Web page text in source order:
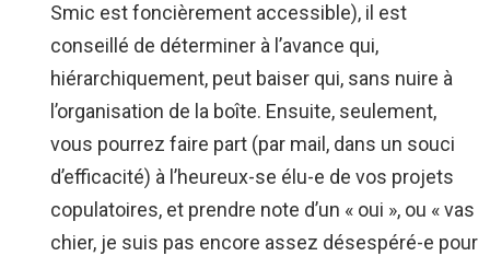
Smic est foncièrement accessible), il est
conseillé de déterminer à l’avance qui,
hiérarchiquement, peut baiser qui, sans nuire à
l’organisation de la boîte. Ensuite, seulement,
vous pourrez faire part (par mail, dans un souci
d’efficacité) à l’heureux-se élu-e de vos projets
copulatoires, et prendre note d’un « oui », ou « vas
chier, je suis pas encore assez désespéré-e pour